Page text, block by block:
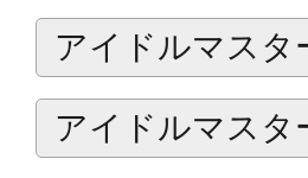
うぞ。
※こちらはコトブキ
※画像は開発中のイ
アイドルマスタ
アイドルマスタ